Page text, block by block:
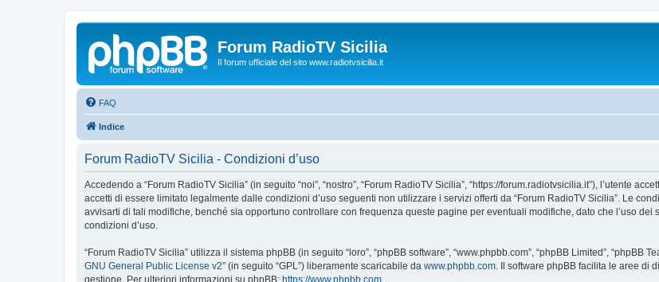
Forum RadioTV Sicilia
Il forum ufficiale del sito www.radiotvsicilia.it
FAQ
Indice
Forum RadioTV Sicilia - Condizioni d’uso
Accedendo a “Forum RadioTV Sicilia” (in seguito “noi”, “nostro”, “Forum RadioTV Sicilia”, “https://forum.radiotvsicilia.it”), l’utente
accetti di essere limitato legalmente dalle condizioni d’uso seguenti non utilizzare i servizi offerti da “Forum RadioTV Sicilia”. Le
avvisarti di tali modifiche, benché sia opportuno controllare con frequenza queste pagine per eventuali modifiche, dato che l’uso
condizioni d’uso.
“Forum RadioTV Sicilia” utilizza il sistema phpBB (in seguito “loro”, “phpBB software”, “www.phpbb.com”, “phpBB Limited”, “phpBB
GNU General Public License v2” (in seguito “GPL”) liberamente scaricabile da www.phpbb.com . Il software phpBB facilita le aree
gestione. Per ulteriori informazioni su phpBB: https://www.phpbb.com